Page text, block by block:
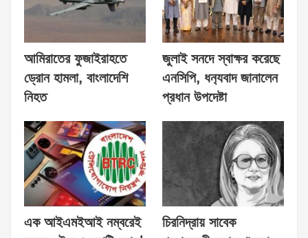
আমিরাতের ফুজাইরাহতে
ড্রোন হামলা, বাংলাদেশি
নিহত
জুলাই সনদে স্বাক্ষর করেছে
এনসিপি, ধন‍্যবাদ জানালেন
প্রধান উপদেষ্টা
এক আইএমইআই নম্বরেই
চিরনিদ্রায় সাবেক